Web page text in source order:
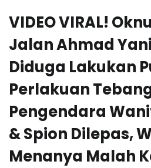
VIDEO VIRAL!
Jalan Ahmad
Diduga Lakukan
Perlakuan
Pengendara
& Spion Dilepas,
Menanya Malah